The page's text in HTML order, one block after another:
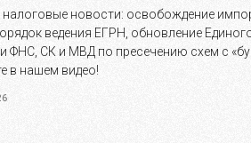
налоговые новости: освобождение
ведения ЕГРН, обновление
ФНС, СК и МВД по пресечению схем с
в нашем видео!